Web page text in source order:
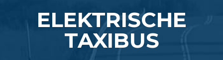
ELEKTRISCHE
TAXIBUS